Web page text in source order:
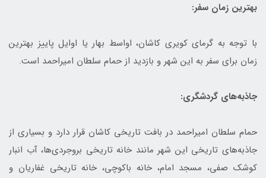
بهترین زمان سفر:
با توجه به گرمای کویری کاشان، اواسط بهار یا اوایل پاییز بهترین
زمان برای سفر به این شهر و بازدید از حمام سلطان امیراحمد است.
جاذبه‌های گردشگری:
حمام سلطان امیراحمد در بافت تاریخی کاشان قرار دارد و بسیاری از
جاذبه‌های تاریخی این شهر مانند خانه تاریخی بروجردی‌ها، آب انبار
کوشک صفی، مسجد امام، خانه باکوچی، خانه تاریخی غفاریان و